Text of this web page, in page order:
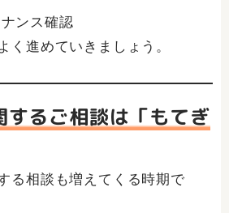
ンス確認
く進めていきましょう。
るご相談は「もてぎ
る相談も増えてくる時期で